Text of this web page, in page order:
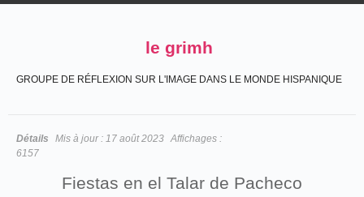
le grimh
GROUPE DE RÉFLEXION SUR L'IMAGE DANS LE MONDE HISPANIQUE
Détails Mis à jour : 17 août 2023 Affichages :
6157
Fiestas en el Talar de Pacheco